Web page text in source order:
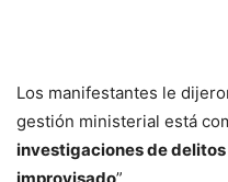
Los manifestantes le
gestión ministerial está
investigaciones de